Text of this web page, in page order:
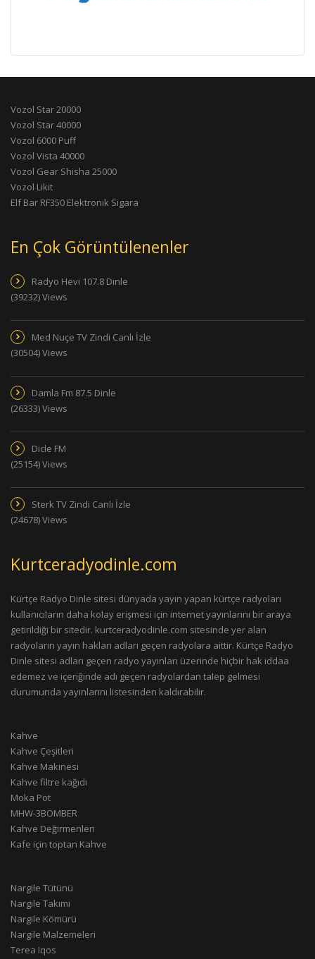
Vozol Star 20000
Vozol Star 40000
Vozol 6000 Puff
Vozol Vista 40000
Vozol Gear Shisha 25000
Vozol Likit
Elf Bar RF350 Elektronik Sigara
En Çok Görüntülenenler
Radyo Hevi 107.8 Dinle
(39232) Views
Med Nuçe TV Zindi Canlı İzle
(30504) Views
Damla Fm 87.5 Dinle
(26333) Views
Dicle FM
(25154) Views
Sterk TV Zindi Canlı İzle
(24678) Views
Kurtceradyodinle.com
Kürtçe Radyo Dinle sitesi dünyada yayın yapan kürtçe radyoları
kullanıcıların daha kolay erişmesi için internet yayınlarını bir araya
getirildiği bir sitedir. kurtceradyodinle.com sitesinde yer alan
radyoların yayın hakları adları geçen radyolara aittir. Kürtçe Radyo
Dinle sitesi adları geçen radyo yayınları üzerinde hiçbir hak iddaa
edemez ve içeriğinde adı geçen radyolardan talep gelmesi
durumunda yayınlarını listesinden kaldırabilir.
Kahve
Kahve Çeşitleri
Kahve Makinesi
Kahve filtre kağıdı
Moka Pot
MHW-3BOMBER
Kahve Değirmenleri
Kafe için toptan Kahve
Nargile Tütünü
Nargile Takımı
Nargile Kömürü
Nargile Malzemeleri
Terea Iqos